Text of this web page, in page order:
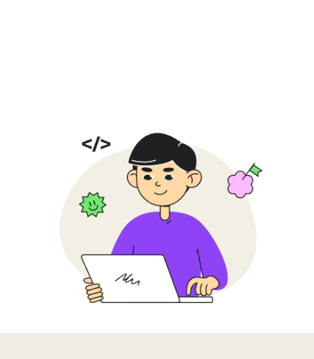
результатов и собрать
портфолио из проектов
2 академических часа
Ребята разбирают новую тему
и отрабатывают ее
на практике
До 12 ребят в группе
Преподаватель успевает